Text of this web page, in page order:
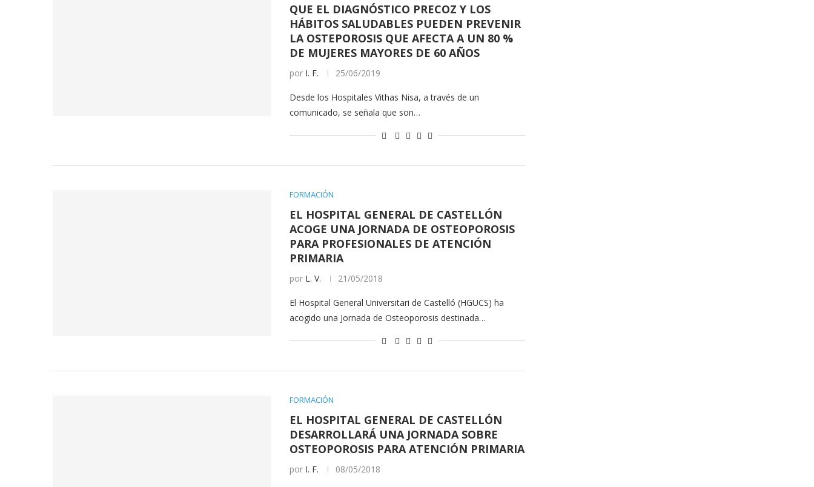
QUE EL DIAGNÓSTICO PRECOZ Y LOS
HÁBITOS SALUDABLES PUEDEN PREVENIR
LA OSTEPOROSIS QUE AFECTA A UN 80 %
DE MUJERES MAYORES DE 60 AÑOS
por I. F. 25/06/2019
Desde los Hospitales Vithas Nisa, a través de un
comunicado, se señala que son…
FORMACIÓN
EL HOSPITAL GENERAL DE CASTELLÓN
ACOGE UNA JORNADA DE OSTEOPOROSIS
PARA PROFESIONALES DE ATENCIÓN
PRIMARIA
por L. V. 21/05/2018
El Hospital General Universitari de Castelló (HGUCS) ha
acogido una Jornada de Osteoporosis destinada…
FORMACIÓN
EL HOSPITAL GENERAL DE CASTELLÓN
DESARROLLARÁ UNA JORNADA SOBRE
OSTEOPOROSIS PARA ATENCIÓN PRIMARIA
por I. F. 08/05/2018